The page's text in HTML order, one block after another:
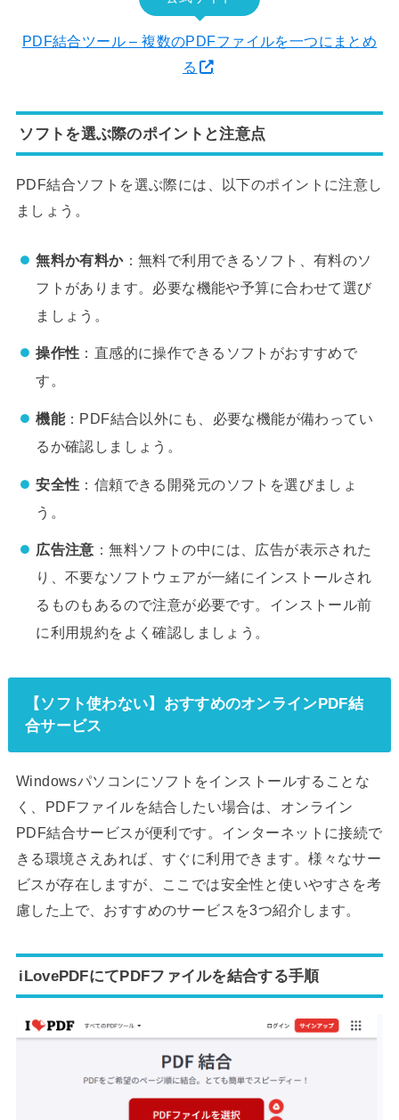
PDF結合ツール – 複数のPDFファイルを一つにまとめ
る
ソフトを選ぶ際のポイントと注意点
PDF結合ソフトを選ぶ際には、以下のポイントに注意し
ましょう。
無料か有料か：無料で利用できるソフト、有料のソ
フトがあります。必要な機能や予算に合わせて選び
ましょう。
操作性 ：直感的に操作できるソフトがおすすめで
す。
機能：PDF結合以外にも、必要な機能が備わってい
るか確認しましょう。
安全性 ：信頼できる開発元のソフトを選びましょ
う。
広告注意 ：無料ソフトの中には、広告が表示された
り、不要なソフトウェアが一緒にインストールされ
るものもあるので注意が必要です。インストール前
に利用規約をよく確認しましょう。
【ソフト使わない】おすすめのオンラインPDF結
合サービス
Windowsパソコンにソフトをインストールすることな
く、PDFファイルを結合したい場合は、オンライン
PDF結合サービスが便利です。インターネットに接続で
きる環境さえあれば、すぐに利用できます。様々なサー
ビスが存在しますが、ここでは安全性と使いやすさを考
慮した上で、おすすめのサービスを3つ紹介します。
iLovePDFにてPDFファイルを結合する手順